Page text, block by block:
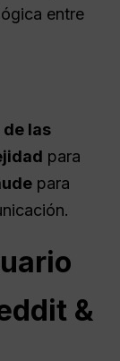
entre
de las
para
para
&